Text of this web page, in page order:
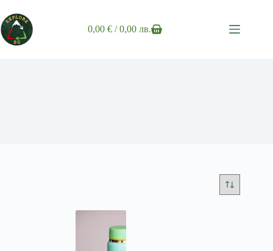
to
content
Shopping
0,00€ / 0,00 лв.